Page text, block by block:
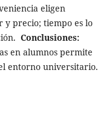
eligen
y precio; tiempo es lo
Conclusiones:
en alumnos permite
entorno universitario.